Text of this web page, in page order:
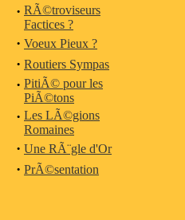
· RÃ©troviseurs
Factices ?
· Voeux Pieux ?
· Routiers Sympas
· PitiÃ© pour les
PiÃ©tons
· Les LÃ©gions
Romaines
· Une RÃ¨gle d'Or
· PrÃ©sentation